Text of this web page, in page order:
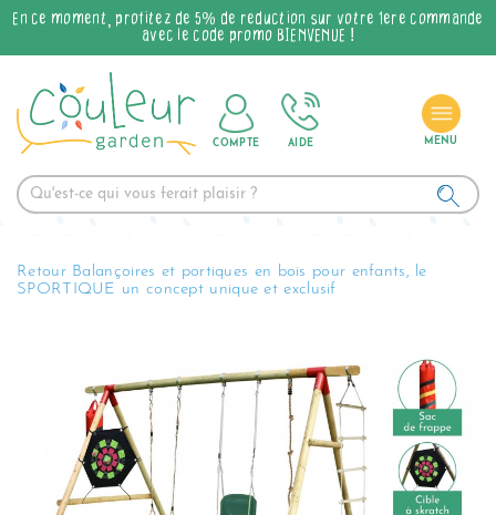
En ce moment, profitez de 5% de réduction sur votre 1ère commande
avec le code promo BIENVENUE !
COMPTE AIDE
Retour Balançoires et portiques en bois pour enfants, le
SPORTIQUE un concept unique et exclusif